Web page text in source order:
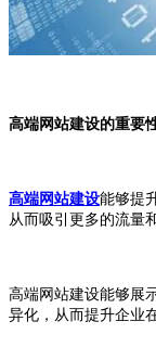
高端网站建设的重要
高端网站建设能够提
从而吸引更多的流量
高端网站建设能够展
异化，从而提升企业